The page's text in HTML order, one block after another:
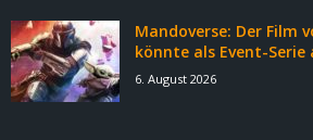
Mandoverse: Der Film
könnte als Event-Serie
6. August 2026